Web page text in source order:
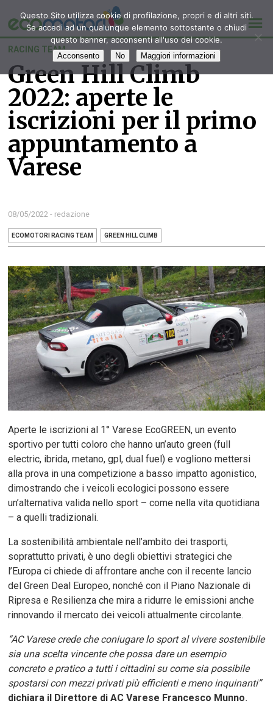
RACING TEAM
Green Hill Climb
2022: aperte le
iscrizioni per il primo
appuntamento a
Varese
08/05/2022 - redazione
ECOMOTORI RACING TEAM GREEN HILL CLIMB
Aperte le iscrizioni al 1° Varese EcoGREEN, un evento
sportivo per tutti coloro che hanno un’auto green (full
electric, ibrida, metano, gpl, dual fuel) e vogliono mettersi
alla prova in una competizione a basso impatto agonistico,
dimostrando che i veicoli ecologici possono essere
un’alternativa valida nello sport – come nella vita quotidiana
– a quelli tradizionali.
La sostenibilità ambientale nell’ambito dei trasporti,
soprattutto privati, è uno degli obiettivi strategici che
l’Europa ci chiede di affrontare anche con il recente lancio
del Green Deal Europeo, nonché con il Piano Nazionale di
Ripresa e Resilienza che mira a ridurre le emissioni anche
rinnovando il mercato dei veicoli attualmente circolante.
“AC Varese crede che coniugare lo sport al vivere sostenibile
sia una scelta vincente che possa dare un esempio
concreto e pratico a tutti i cittadini su come sia possibile
spostarsi con mezzi privati più efficienti e meno inquinanti”
dichiara il Direttore di AC Varese Francesco Munno.
Questo Sito utilizza cookie di profilazione, propri e di altri siti.
Se accedi ad un qualunque elemento sottostante o chiudi
questo banner, acconsenti all'uso dei cookie.
Acconsento No Maggiori informazioni